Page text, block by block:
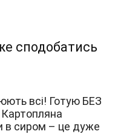
сподобатись
всі! Готую БЕЗ
Картопляна
в сиром – це дуже